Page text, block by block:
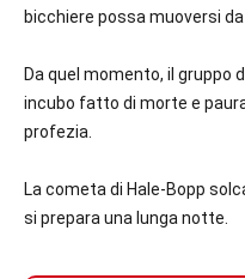
bicchiere possa muoversi da
Da quel momento, il gruppo
incubo fatto di morte e
profezia.
La cometa di Hale-Bopp
si prepara una lunga notte.